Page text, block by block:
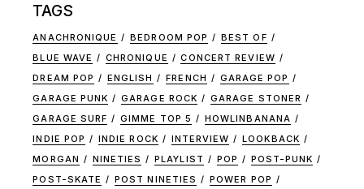
TAGS
ANACHRONIQUE BEDROOM POP
BEST OF
BLUE WAVE
CHRONIQUE
CONCERT REVIEW
DREAM POP
ENGLISH FRENCH
GARAGE POP
GARAGE PUNK
GARAGE ROCK
GARAGE STONER
GARAGE SURF
GIMME TOP 5
HOWLINBANANA
INDIE POP
INDIE ROCK INTERVIEW
LOOKBACK
MORGAN
NINETIES PLAYLIST POP
POST-PUNK
POST-SKATE
POST NINETIES
POWER POP